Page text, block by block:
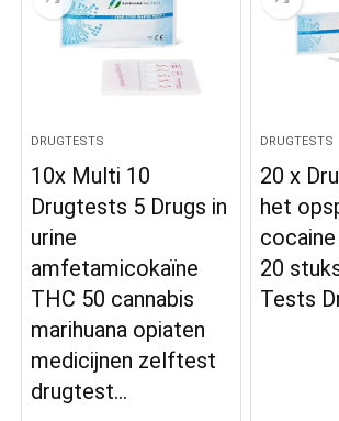
DRUGTESTS
10x Multi 10
Drugtests 5 Drugs in
urine
amfetamicokaïne
THC 50 cannabis
marihuana opiaten
medicijnen zelftest
drugtest…
DRUGTESTS
20 x
het
20
Tests